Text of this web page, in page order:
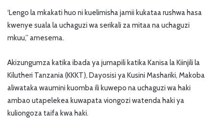
‘Lengo la mkakati huo ni kuelimisha jamii kukataa rushwa hasa
kwenye suala la uchaguzi wa serikali za mitaa na uchaguzi
mkuu,” amesema.
Akizungumza katika ibada ya jumapili katika Kanisa la Kiinjili la
Kilutheri Tanzania (KKKT), Dayosisi ya Kusini Mashariki, Makoba
aliwataka waumini kuomba ili kuwepo na uchaguzi wa haki
ambao utapelekea kuwapata viongozi watenda haki ya
kuliongoza taifa kwa haki.